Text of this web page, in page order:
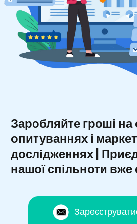
Заробляйте гроші
опитуваннях і
дослідженнях |
нашої спільноти вже